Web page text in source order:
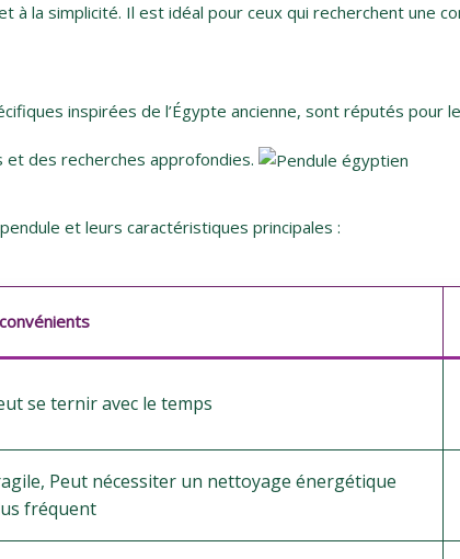
à la simplicité. Il est idéal pour ceux qui recherchent une
inspirées de l’Égypte ancienne, sont réputés pour
des recherches approfondies.
et leurs caractéristiques principales :
se ternir avec le temps
Peut nécessiter un nettoyage énergétique
fréquent